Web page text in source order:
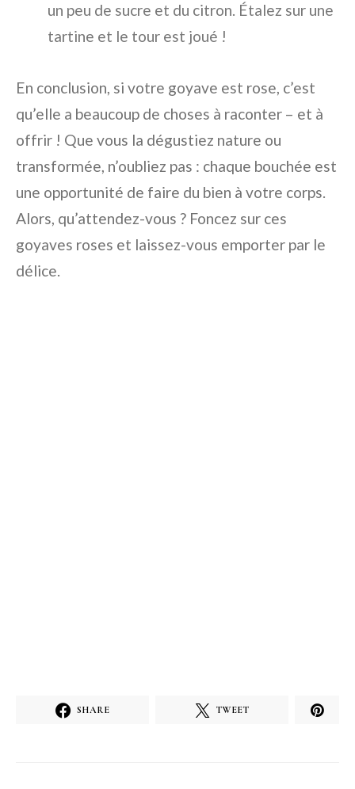
un peu de sucre et du citron. Étalez sur une
tartine et le tour est joué !
En conclusion, si votre goyave est rose, c’est
qu’elle a beaucoup de choses à raconter – et à
offrir ! Que vous la dégustiez nature ou
transformée, n’oubliez pas : chaque bouchée est
une opportunité de faire du bien à votre corps.
Alors, qu’attendez-vous ? Foncez sur ces
goyaves roses et laissez-vous emporter par le
délice.
SHARE TWEET